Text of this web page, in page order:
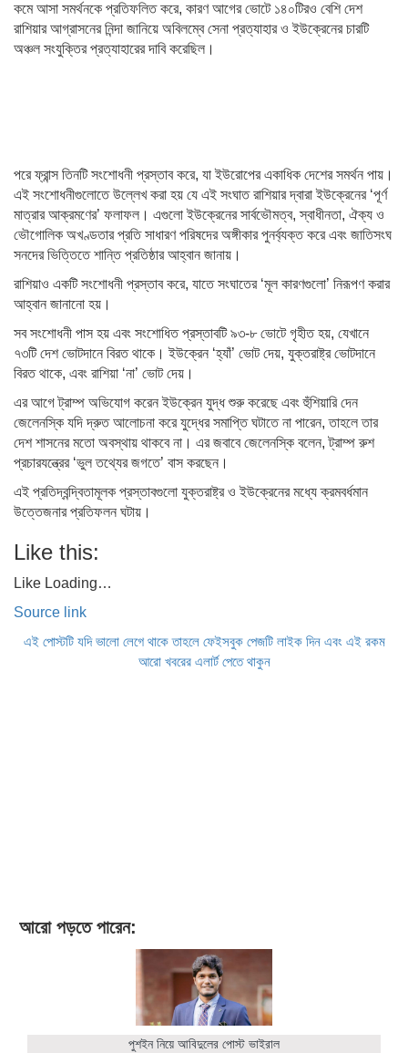
কমে আসা সমর্থনকে প্রতিফলিত করে, কারণ আগের ভোটে ১৪০টিরও বেশি দেশ
রাশিয়ার আগ্রাসনের নিন্দা জানিয়ে অবিলম্বে সেনা প্রত্যাহার ও ইউক্রেনের চারটি
অঞ্চল সংযুক্তির প্রত্যাহারের দাবি করেছিল।
পরে ফ্রান্স তিনটি সংশোধনী প্রস্তাব করে, যা ইউরোপের একাধিক দেশের সমর্থন পায়।
এই সংশোধনীগুলোতে উল্লেখ করা হয় যে এই সংঘাত রাশিয়ার দ্বারা ইউক্রেনের ‘পূর্ণ
মাত্রার আক্রমণের’ ফলাফল। এগুলো ইউক্রেনের সার্বভৌমত্ব, স্বাধীনতা, ঐক্য ও
ভৌগোলিক অখণ্ডতার প্রতি সাধারণ পরিষদের অঙ্গীকার পুনর্ব্যক্ত করে এবং জাতিসংঘ
সনদের ভিত্তিতে শান্তি প্রতিষ্ঠার আহ্বান জানায়।
রাশিয়াও একটি সংশোধনী প্রস্তাব করে, যাতে সংঘাতের ‘মূল কারণগুলো’ নিরূপণ করার
আহ্বান জানানো হয়।
সব সংশোধনী পাস হয় এবং সংশোধিত প্রস্তাবটি ৯৩-৮ ভোটে গৃহীত হয়, যেখানে
৭৩টি দেশ ভোটদানে বিরত থাকে। ইউক্রেন ‘হ্যাঁ’ ভোট দেয়, যুক্তরাষ্ট্র ভোটদানে
বিরত থাকে, এবং রাশিয়া ‘না’ ভোট দেয়।
এর আগে ট্রাম্প অভিযোগ করেন ইউক্রেন যুদ্ধ শুরু করেছে এবং হুঁশিয়ারি দেন
জেলেনস্কি যদি দ্রুত আলোচনা করে যুদ্ধের সমাপ্তি ঘটাতে না পারেন, তাহলে তার
দেশ শাসনের মতো অবস্থায় থাকবে না। এর জবাবে জেলেনস্কি বলেন, ট্রাম্প রুশ
প্রচারযন্ত্রের ‘ভুল তথ্যের জগতে’ বাস করছেন।
এই প্রতিদ্বন্দ্বিতামূলক প্রস্তাবগুলো যুক্তরাষ্ট্র ও ইউক্রেনের মধ্যে ক্রমবর্ধমান
উত্তেজনার প্রতিফলন ঘটায়।
Like this:
Like Loading…
Source link
এই পোস্টটি যদি ভালো লেগে থাকে তাহলে ফেইসবুক পেজটি লাইক দিন এবং এই রকম
আরো খবরের এলার্ট পেতে থাকুন
আরো পড়তে পারেন:
পুশইন নিয়ে আবিদুলের পোস্ট ভাইরাল